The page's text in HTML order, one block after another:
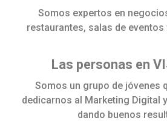
Somos expertos en
restaurantes, salas de eventos
Las personas en
Somos un grupo de jóvenes
dedicarnos al Marketing Digital
dando buenos